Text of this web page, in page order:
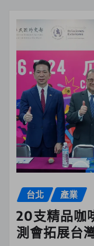
台北 產業
20支精品咖
測會拓展台